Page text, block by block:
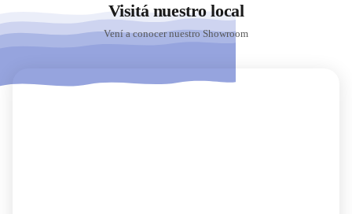
Visitá nuestro local
Vení a conocer nuestro Showroom